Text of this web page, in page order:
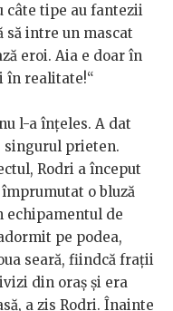
câte tipe au fantezii
să intre un mascat
eroi. Aia e doar în
în realitate!“
l-a înțeles. A dat
singurul prieten.
Rodri a început
o bluză
echipamentul de
pe podea,
seară, fiindcă frații
din oraș și era
a zis Rodri. Înainte